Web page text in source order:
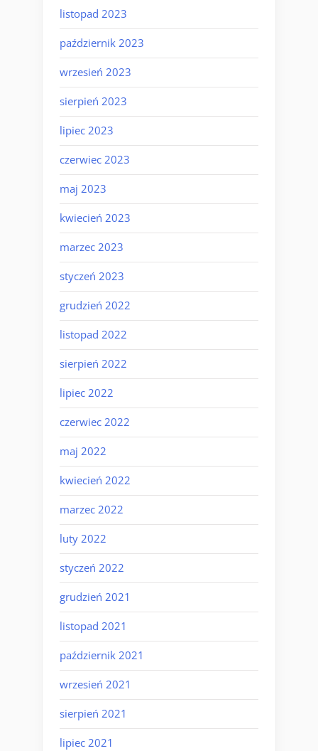
listopad 2023
październik 2023
wrzesień 2023
sierpień 2023
lipiec 2023
czerwiec 2023
maj 2023
kwiecień 2023
marzec 2023
styczeń 2023
grudzień 2022
listopad 2022
sierpień 2022
lipiec 2022
czerwiec 2022
maj 2022
kwiecień 2022
marzec 2022
luty 2022
styczeń 2022
grudzień 2021
listopad 2021
październik 2021
wrzesień 2021
sierpień 2021
lipiec 2021